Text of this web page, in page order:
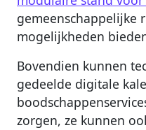
gemeenschappelijke
mogelijkheden
Bovendien kunnen
gedeelde digitale
zorgen, ze kunnen